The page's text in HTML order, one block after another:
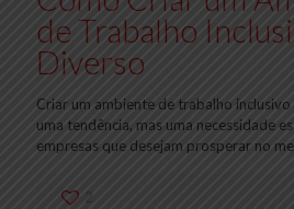
de Trabalho
Diverso
Criar um ambiente de trabalho
uma tendência, mas uma necessidade
empresas que desejam prosperar no
2